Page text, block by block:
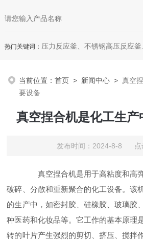
热门关键词： 压力反应釜、不锈钢高压反应釜、涂料设备、粉体混合机
当前位置：首页 > 新闻中心 >真空
要设备
真空捏合机是化工生产
发布时间：2024-8-8 点
真空捏合机是用于高粘度和高弹
破碎、分散和重新聚合的化工设备。该
的生产中，如密封胶、硅橡胶、玻璃胶
种医药和化妆品等。它工作的基本原理
转的叶片产生强烈的剪切、挤压、搅拌